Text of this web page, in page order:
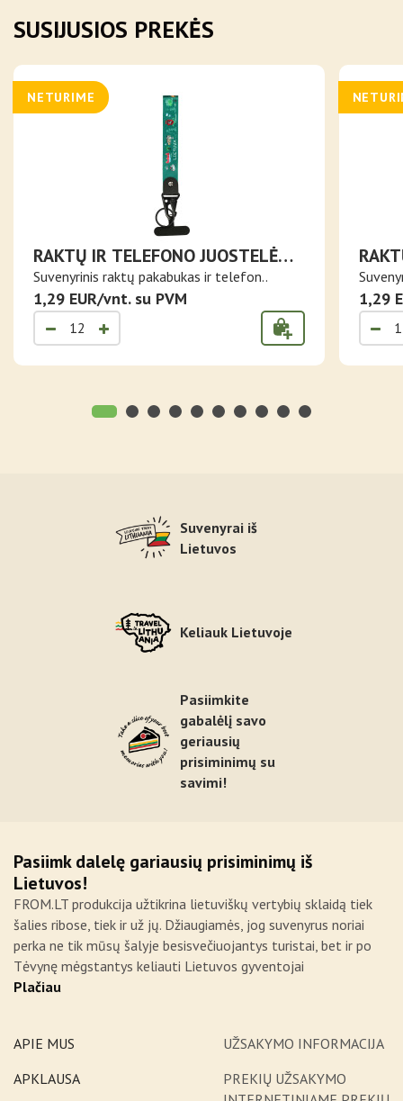
SUSIJUSIOS PREKĖS
NETURIME
RAKTŲ IR TELEFONO JUOSTELĖ
LIETUVOS MIESTAI
Suvenyrinis raktų pakabukas ir telefon..
1,29 EUR/vnt. su PVM 1,29
Suvenyrai iš
Lietuvos
Keliauk Lietuvoje
Pasiimkite
gabalėlį savo
geriausių
prisiminimų su
savimi!
Pasiimk dalelę gariausių prisiminimų iš
Lietuvos!
FROM.LT produkcija užtikrina lietuviškų vertybių sklaidą tiek
šalies ribose, tiek ir už jų. Džiaugiamės, jog suvenyrus noriai
perka ne tik mūsų šalyje besisvečiuojantys turistai, bet ir po
Tėvynę mėgstantys keliauti Lietuvos gyventojai
Plačiau
APIE MUS
APKLAUSA
UŽSAKYMO INFORMACIJA
PREKIŲ UŽSAKYMO